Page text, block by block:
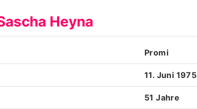
Nutzungsbedingungen
Heyna
Promi
11. Juni 1975
51 Jahre